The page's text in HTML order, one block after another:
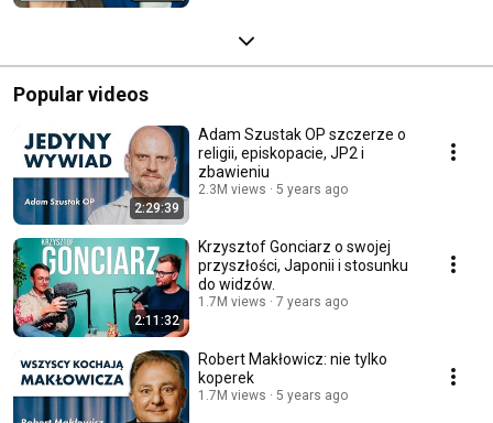
Popular videos
2:29:39
Adam Szustak OP szczerze o
religii, episkopacie, JP2 i
zbawieniu
2.3M views 5 years ago
2:11:32
Krzysztof Gonciarz o swojej
przyszłości, Japonii i stosunku
do widzów.
1.7M views 7 years ago
Robert Makłowicz: nie tylko
koperek
1.7M views 5 years ago